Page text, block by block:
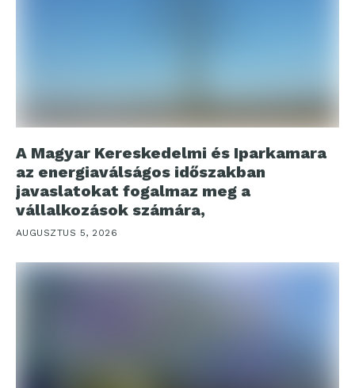
A Magyar Kereskedelmi és Iparkamara
az energiaválságos időszakban
javaslatokat fogalmaz meg a
vállalkozások számára,
AUGUSZTUS 5, 2026